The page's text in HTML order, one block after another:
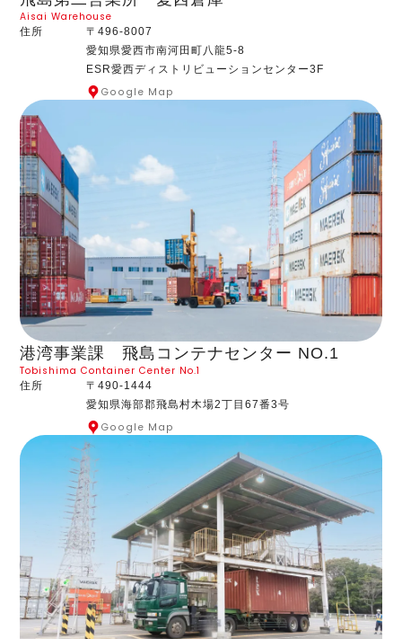
Aisai Warehouse
住所
〒496-8007
愛知県愛西市南河田町八龍5-8
ESR愛西ディストリビューションセンター3F
Google Map
港湾事業課 飛島コンテナセンター NO.1
Tobishima Container Center No.1
住所
〒490-1444
愛知県海部郡飛島村木場2丁目67番3号
Google Map